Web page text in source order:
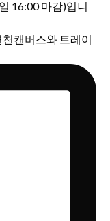
캔버스와 트레이